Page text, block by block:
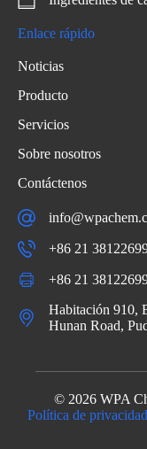
Enlace rápido
Noticias
Producto
Servicios
Sobre nosotros
Contáctenos
+86 21
+86 21
Habitación 910,
Hunan Road,
© 2026 WPA
Política de